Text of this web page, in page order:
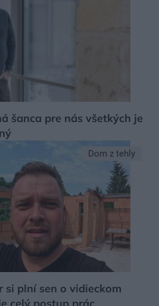
šanca pre nás všetkých je
Dom z tehly
si plní sen o vidieckom